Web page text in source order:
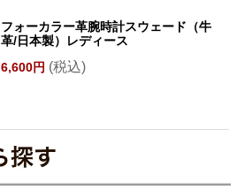
フォーカラー革腕時計スウェード（牛
革/日本製）レディース
6,600円 (税込)